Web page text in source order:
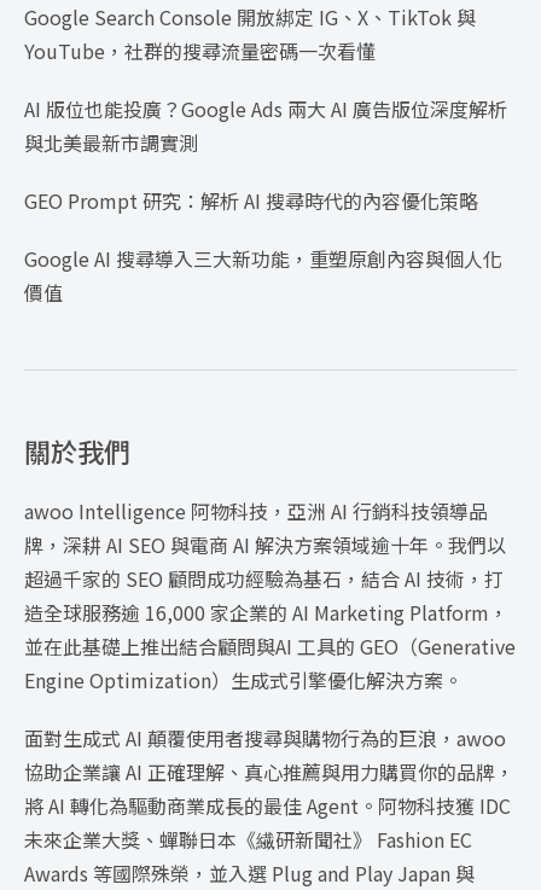
Google Search Console 開放綁定 IG、X、TikTok 與
YouTube，社群的搜尋流量密碼一次看懂
AI 版位也能投廣？Google Ads 兩大 AI 廣告版位深度解析
與北美最新市調實測
GEO Prompt 研究：解析 AI 搜尋時代的內容優化策略
Google AI 搜尋導入三大新功能，重塑原創內容與個人化
價值
關於我們
awoo Intelligence 阿物科技，亞洲 AI 行銷科技領導品
牌，深耕 AI SEO 與電商 AI 解決方案領域逾十年。我們以
超過千家的 SEO 顧問成功經驗為基石，結合 AI 技術，打
造全球服務逾 16,000 家企業的 AI Marketing Platform，
並在此基礎上推出結合顧問與AI 工具的 GEO（Generative
Engine Optimization）生成式引擎優化解決方案。
面對生成式 AI 顛覆使用者搜尋與購物行為的巨浪，awoo
協助企業讓 AI 正確理解、真心推薦與用力購買你的品牌，
將 AI 轉化為驅動商業成長的最佳 Agent。阿物科技獲 IDC
未來企業大獎、蟬聯日本《繊研新聞社》 Fashion EC
Awards 等國際殊榮，並入選 Plug and Play Japan 與